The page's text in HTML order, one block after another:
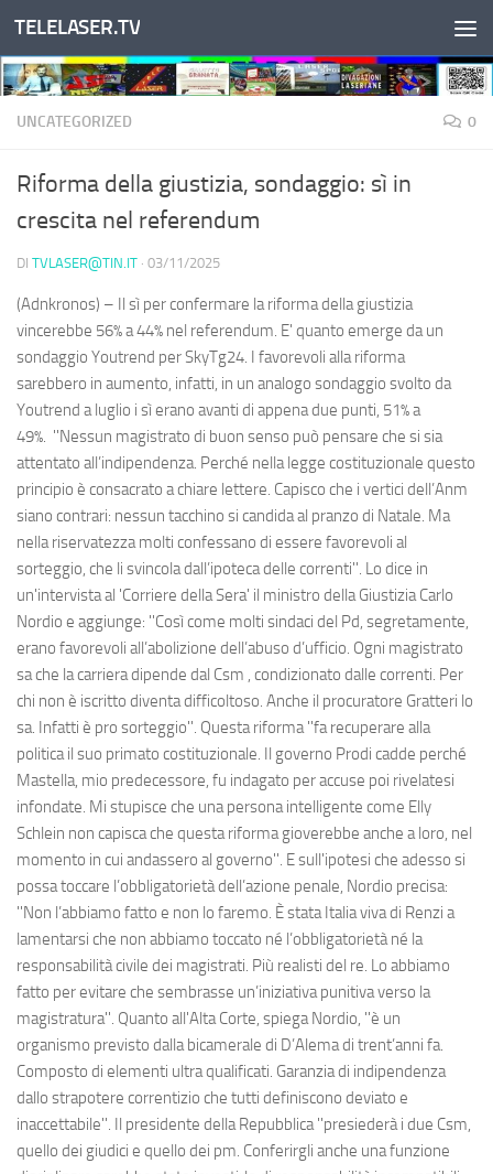
Salta al contenuto
TELELASER.TV
UNCATEGORIZED 0
Riforma della giustizia, sondaggio: sì in
crescita nel referendum
DI TVLASER@TIN.IT · 03/11/2025
(Adnkronos) – Il sì per confermare la riforma della giustizia
vincerebbe 56% a 44% nel referendum. E' quanto emerge da un
sondaggio Youtrend per SkyTg24. I favorevoli alla riforma
sarebbero in aumento, infatti, in un analogo sondaggio svolto da
Youtrend a luglio i sì erano avanti di appena due punti, 51% a
49%. ''Nessun magistrato di buon senso può pensare che si sia
attentato all’indipendenza. Perché nella legge costituzionale questo
principio è consacrato a chiare lettere. Capisco che i vertici dell’Anm
siano contrari: nessun tacchino si candida al pranzo di Natale. Ma
nella riservatezza molti confessano di essere favorevoli al
sorteggio, che li svincola dall’ipoteca delle correnti''. Lo dice in
un'intervista al 'Corriere della Sera' il ministro della Giustizia Carlo
Nordio e aggiunge: ''Così come molti sindaci del Pd, segretamente,
erano favorevoli all’abolizione dell’abuso d’ufficio. Ogni magistrato
sa che la carriera dipende dal Csm , condizionato dalle correnti. Per
chi non è iscritto diventa difficoltoso. Anche il procuratore Gratteri lo
sa. Infatti è pro sorteggio''. Questa riforma ''fa recuperare alla
politica il suo primato costituzionale. Il governo Prodi cadde perché
Mastella, mio predecessore, fu indagato per accuse poi rivelatesi
infondate. Mi stupisce che una persona intelligente come Elly
Schlein non capisca che questa riforma gioverebbe anche a loro, nel
momento in cui andassero al governo''. E sull'ipotesi che adesso si
possa toccare l’obbligatorietà dell’azione penale, Nordio precisa:
''Non l’abbiamo fatto e non lo faremo. È stata Italia viva di Renzi a
lamentarsi che non abbiamo toccato né l’obbligatorietà né la
responsabilità civile dei magistrati. Più realisti del re. Lo abbiamo
fatto per evitare che sembrasse un’iniziativa punitiva verso la
magistratura''. Quanto all'Alta Corte, spiega Nordio, ''è un
organismo previsto dalla bicamerale di D’Alema di trent’anni fa.
Composto di elementi ultra qualificati. Garanzia di indipendenza
dallo strapotere correntizio che tutti definiscono deviato e
inaccettabile''. Il presidente della Repubblica ''presiederà i due Csm,
quello dei giudici e quello dei pm. Conferirgli anche una funzione